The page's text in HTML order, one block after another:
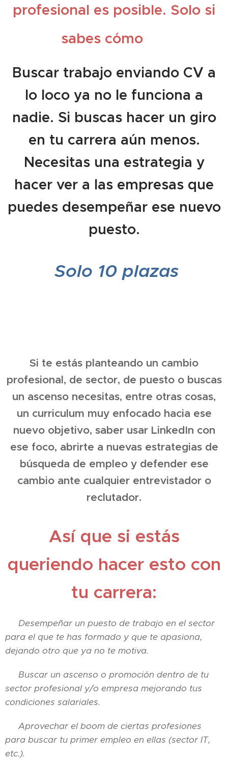
profesional es posible. Solo si
sabes cómo
Buscar trabajo enviando CV a
lo loco ya no le funciona a
nadie. Si buscas hacer un giro
en tu carrera aún menos.
Necesitas una estrategia y
hacer ver a las empresas que
puedes desempeñar ese nuevo
puesto.
🎈 Solo 10 plazas🎈
Si te estás planteando un cambio
profesional, de sector, de puesto o buscas
un ascenso necesitas, entre otras cosas,
un curriculum muy enfocado hacia ese
nuevo objetivo, saber usar LinkedIn con
ese foco, abrirte a nuevas estrategias de
búsqueda de empleo y defender ese
cambio ante cualquier entrevistador o
reclutador.
Así que si estás
queriendo hacer esto con
tu carrera:
🔔 Desempeñar un puesto de trabajo en el sector
para el que te has formado y que te apasiona,
dejando otro que ya no te motiva.
🔔 Buscar un ascenso o promoción dentro de tu
sector profesional y/o empresa mejorando tus
condiciones salariales.
🔔 Aprovechar el boom de ciertas profesiones
para buscar tu primer empleo en ellas (sector IT,
etc.).